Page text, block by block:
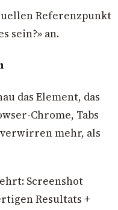
Referenzpunkt
sein?» an.
das Element, das
Chrome, Tabs
mehr, als
Screenshot
Resultats +